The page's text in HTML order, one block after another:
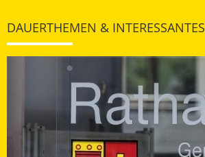
DAUERTHEMEN & INTERESSANTES